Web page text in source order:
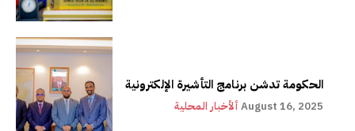
الحكومة تدشن برنامج التأشيرة الإلكترونية
ألأخبار المحلية August 16, 2025